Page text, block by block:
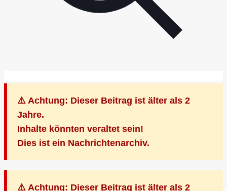
⚠️ Achtung: Dieser Beitrag ist älter als 2
Jahre.
Inhalte könnten veraltet sein!
Dies ist ein Nachrichtenarchiv.
⚠️ Achtung: Dieser Beitrag ist älter als 2